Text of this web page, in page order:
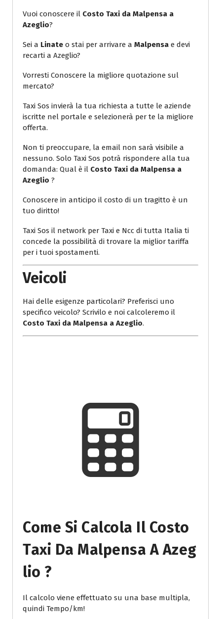
Vuoi conoscere il Costo Taxi da Malpensa a
Azeglio?
Sei a Linate o stai per arrivare a Malpensa e devi
recarti a Azeglio?
Vorresti Conoscere la migliore quotazione sul
mercato?
Taxi Sos invierà la tua richiesta a tutte le aziende
iscritte nel portale e selezionerà per te la migliore
offerta.
Non ti preoccupare, la email non sarà visibile a
nessuno. Solo Taxi Sos potrà rispondere alla tua
domanda: Qual è il Costo Taxi da Malpensa a
Azeglio ?
Conoscere in anticipo il costo di un tragitto è un
tuo diritto!
Taxi Sos il network per Taxi e Ncc di tutta Italia ti
concede la possibilità di trovare la miglior tariffa
per i tuoi spostamenti.
Veicoli
Hai delle esigenze particolari? Preferisci uno
specifico veicolo? Scrivilo e noi calcoleremo il
Costo Taxi da Malpensa a Azeglio.
Come Si Calcola Il Costo
Taxi Da Malpensa A Azeg
Lio ?
Il calcolo viene effettuato su una base multipla,
quindi Tempo/km!